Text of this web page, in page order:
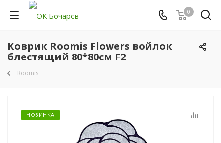
0
Коврик Roomis Flowers войлок
блестящий 80*80см F2
Roomis
НОВИНКА